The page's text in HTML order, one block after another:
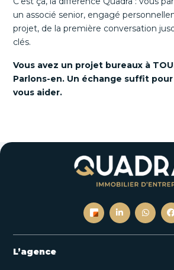
un associé senior, engagé
projet, de la première conversation
clés.
Vous avez un projet bureaux à
Parlons-en. Un échange suffit
vous aider.
L’agence